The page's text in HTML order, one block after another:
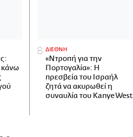
ΔΙΕΘΝΗ
«Ντροπή για την
Πορτογαλία»: Η
πρεσβεία του Ισραήλ
ζητά να ακυρωθεί η
συναυλία του Kanye West